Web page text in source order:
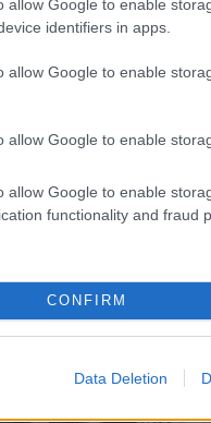
allow Google to enable
identifiers in apps.
allow Google to enable
allow Google to enable
allow Google to enable
functionality and fraud
CONFIRM
Data Deletion
ΥΓΕΙΑ